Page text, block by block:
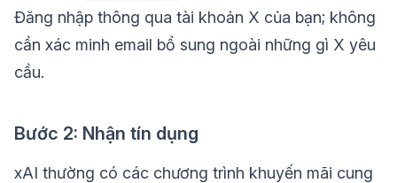
Đăng nhập thông qua tài khoản X của bạn; không
cần xác minh email bổ sung ngoài những gì X yêu
cầu.
Bước 2: Nhận tín dụng
xAI thường có các chương trình khuyến mãi cung